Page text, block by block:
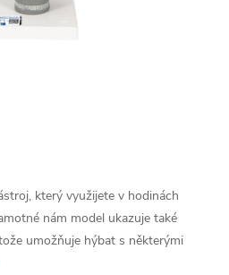
který využijete v hodinách
nám model ukazuje také
umožňuje hýbat s některými